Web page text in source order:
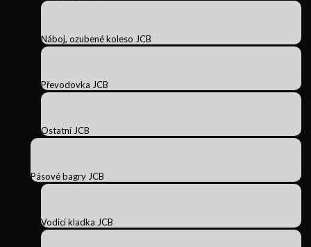
Náboj, ozubené koleso JCB
Převodovka JCB
Ostatní JCB
Pásové bagry JCB
Vodicí kladka JCB